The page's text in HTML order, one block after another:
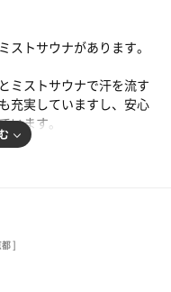
ストサウナがあります。
ミストサウナで汗を流す
充実していますし、安心
います。
で、ごろんと横になる
]